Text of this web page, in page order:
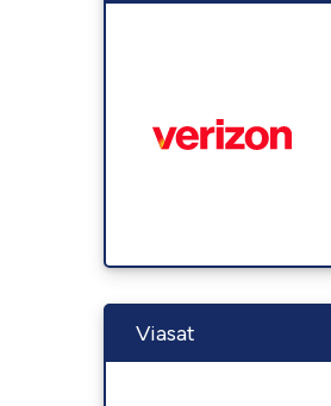
Viasat